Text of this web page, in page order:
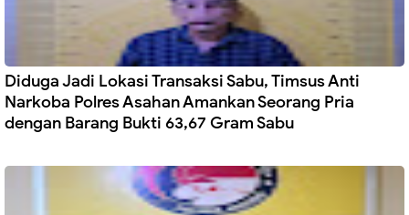
Diduga Jadi Lokasi Transaksi Sabu, Timsus Anti
Narkoba Polres Asahan Amankan Seorang Pria
dengan Barang Bukti 63,67 Gram Sabu